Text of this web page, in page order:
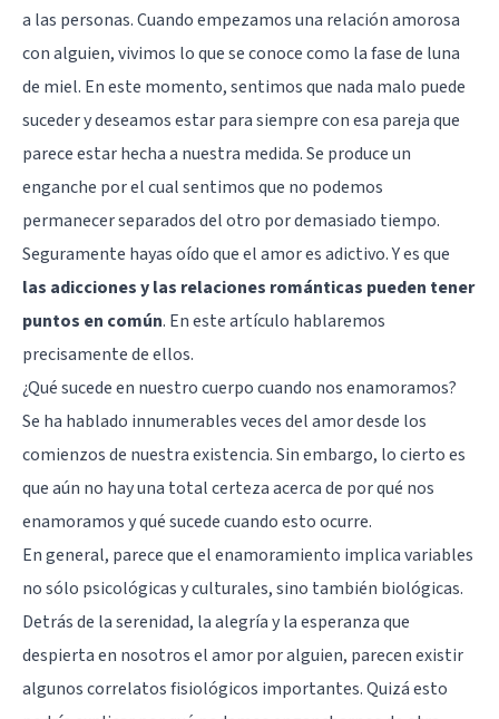
a las personas. Cuando empezamos una relación amorosa
con alguien, vivimos lo que se conoce como la fase de luna
de miel. En este momento, sentimos que nada malo puede
suceder y deseamos estar para siempre con esa pareja que
parece estar hecha a nuestra medida. Se produce un
enganche por el cual sentimos que no podemos
permanecer separados del otro por demasiado tiempo.
Seguramente hayas oído que el amor es adictivo. Y es que
las adicciones y las relaciones románticas pueden tener
puntos en común. En este artículo hablaremos
precisamente de ellos.
¿Qué sucede en nuestro cuerpo cuando nos enamoramos?
Se ha hablado innumerables veces del amor desde los
comienzos de nuestra existencia. Sin embargo, lo cierto es
que aún no hay una total certeza acerca de por qué nos
enamoramos y qué sucede cuando esto ocurre.
En general, parece que el enamoramiento implica variables
no sólo psicológicas y culturales, sino también biológicas.
Detrás de la serenidad, la alegría y la esperanza que
despierta en nosotros el amor por alguien, parecen existir
algunos correlatos fisiológicos importantes. Quizá esto